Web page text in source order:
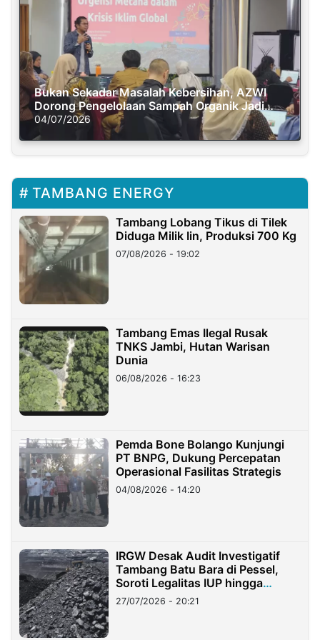
Bukan Sekadar Masalah Kebersihan, AZWI
Dorong Pengelolaan Sampah Organik Jadi
Solusi Krisis Iklim
04/07/2026
TAMBANG ENERGY
Tambang Lobang Tikus di Tilek
Diduga Milik Iin, Produksi 700 Kg
07/08/2026 - 19:02
Tambang Emas Ilegal Rusak
TNKS Jambi, Hutan Warisan
Dunia
06/08/2026 - 16:23
Pemda Bone Bolango Kunjungi
PT BNPG, Dukung Percepatan
Operasional Fasilitas Strategis
04/08/2026 - 14:20
IRGW Desak Audit Investigatif
Tambang Batu Bara di Pessel,
Soroti Legalitas IUP hingga
Stockpile
27/07/2026 - 20:21